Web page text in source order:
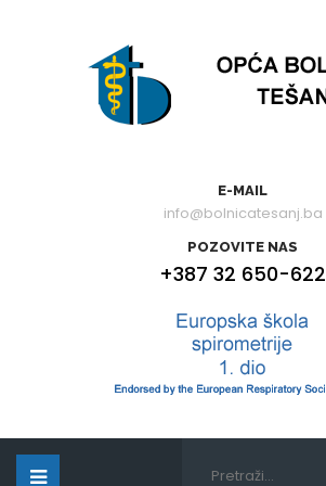
E-MAIL
info@bolnicatesanj.ba
POZOVITE NAS
+387 32 650-622